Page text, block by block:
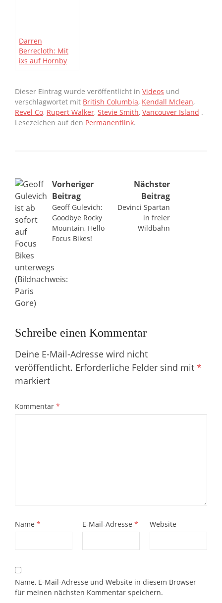
Darren
Berrecloth: Mit
ixs auf Hornby
Dieser Eintrag wurde veröffentlicht in Videos und
verschlagwortet mit British Columbia, Kendall Mclean,
Revel Co, Rupert Walker, Stevie Smith, Vancouver Island .
Lesezeichen auf den Permanentlink.
Beitragsnavigation
Vorheriger
Beitrag
Geoff Gulevich:
Goodbye Rocky
Mountain, Hello
Focus Bikes!
Nächster
Beitrag
Devinci Spartan
in freier
Wildbahn
Schreibe einen Kommentar
Deine E-Mail-Adresse wird nicht
veröffentlicht. Erforderliche Felder sind mit *
markiert
Kommentar *
Name * E-Mail-Adresse * Website
Name, E-Mail-Adresse und Website in diesem Browser
für meinen nächsten Kommentar speichern.